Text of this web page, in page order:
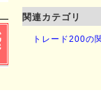
関連カテゴリ
トレード200の